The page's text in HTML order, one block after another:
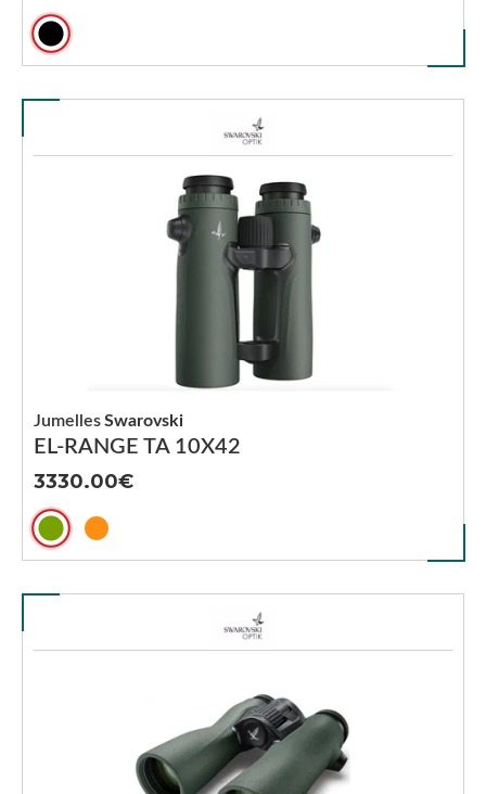
EL-RANGE TA 10X42
JumellesSwarovski
3330.00